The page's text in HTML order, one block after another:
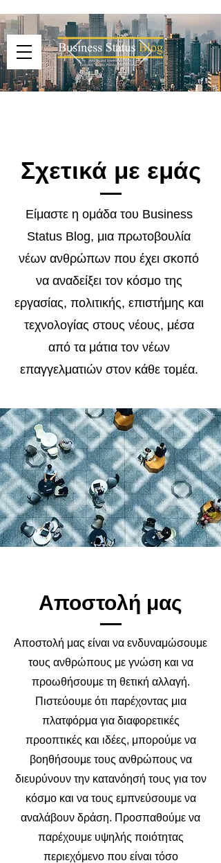
Σχετικά με εμάς
Είμαστε η ομάδα του Business
Status Blog, μια πρωτοβουλία
νέων ανθρώπων που έχει σκοπό
να αναδείξει τον κόσμο της
εργασίας, πολιτικής, επιστήμης και
τεχνολογίας στους νέους, μέσα
από τα μάτια τον νέων
επαγγελματιών στον κάθε τομέα.
Αποστολή μας
Αποστολή μας είναι να ενδυναμώσουμε
τους ανθρώπους με γνώση και να
προωθήσουμε τη θετική αλλαγή.
Πιστεύουμε ότι παρέχοντας μια
πλατφόρμα για διαφορετικές
προοπτικές και ιδέες, μπορούμε να
βοηθήσουμε τους ανθρώπους να
διευρύνουν την κατανόησή τους για τον
κόσμο και να τους εμπνεύσουμε να
αναλάβουν δράση. Προσπαθούμε να
παρέχουμε υψηλής ποιότητας
περιεχόμενο που είναι τόσο